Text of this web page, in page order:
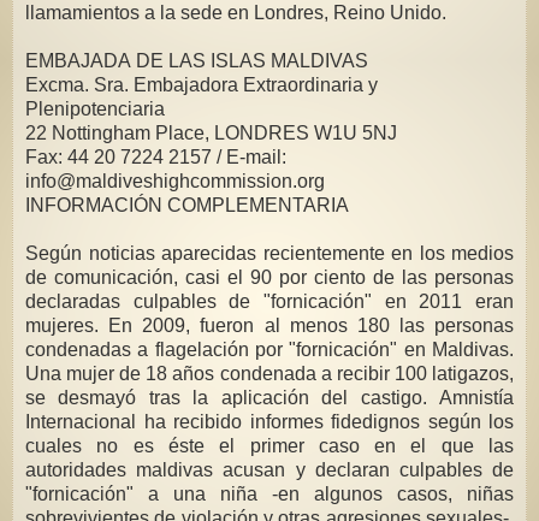
llamamientos a la sede en Londres, Reino Unido.
EMBAJADA DE LAS ISLAS MALDIVAS
Excma. Sra. Embajadora Extraordinaria y
Plenipotenciaria
22 Nottingham Place, LONDRES W1U 5NJ
Fax: 44 20 7224 2157 / E-mail:
info@maldiveshighcommission.org
INFORMACIÓN COMPLEMENTARIA
Según noticias aparecidas recientemente en los medios
de comunicación, casi el 90 por ciento de las personas
declaradas culpables de "fornicación" en 2011 eran
mujeres. En 2009, fueron al menos 180 las personas
condenadas a flagelación por "fornicación" en Maldivas.
Una mujer de 18 años condenada a recibir 100 latigazos,
se desmayó tras la aplicación del castigo. Amnistía
Internacional ha recibido informes fidedignos según los
cuales no es éste el primer caso en el que las
autoridades maldivas acusan y declaran culpables de
"fornicación" a una niña -en algunos casos, niñas